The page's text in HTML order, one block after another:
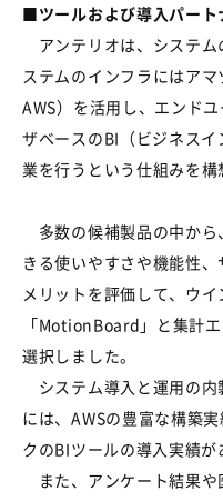
■ツールおよび導入パート
アンテリオは、システム
ステムのインフラにはアマ
AWS）を活用し、エンド
ザベースのBI（ビジネス
業を行うという仕組みを構
多数の候補製品の中から
きる使いやすさや機能性
メリットを評価して、ウ
「MotionBoard」と集計
選択しました。
システム導入と運用の内
には、AWSの豊富な構築
クのBIツールの導入実績が
また、アンケート結果や